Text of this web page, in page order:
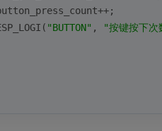
"BUTTON" ,
"按键按下